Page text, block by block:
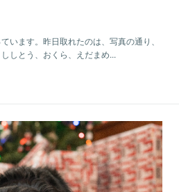
います。昨日取れたのは、写真の通り、
しとう、おくら、えだまめ...